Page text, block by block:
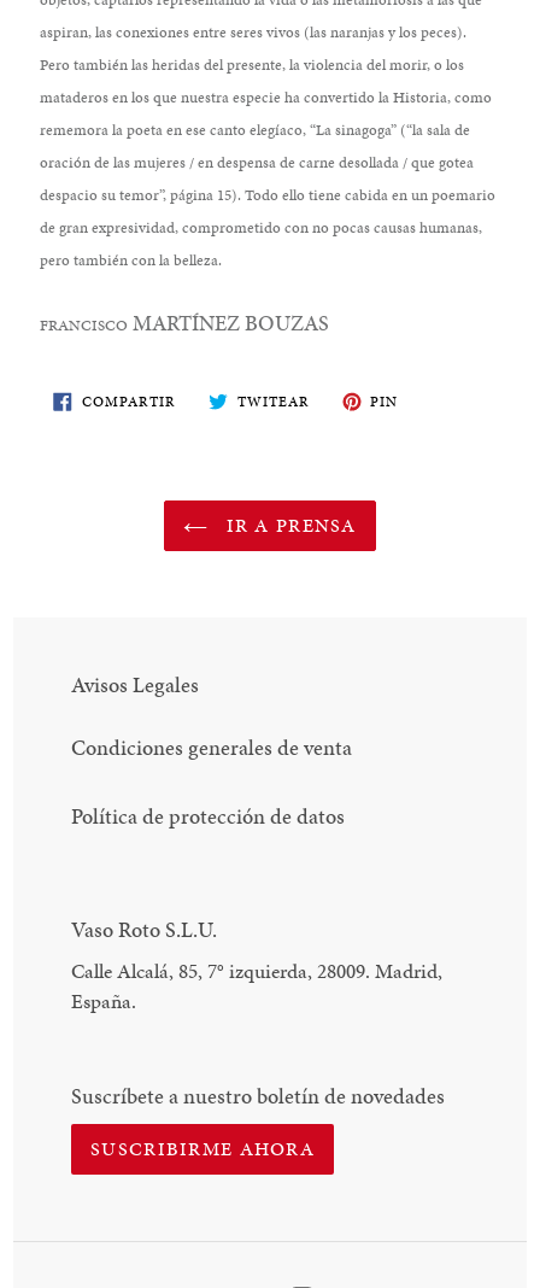
aspiran, las conexiones entre seres vivos (las naranjas y los peces).
Pero también las heridas del presente, la violencia del morir, o los
mataderos en los que nuestra especie ha convertido la Historia, como
rememora la poeta en ese canto elegíaco, “La sinagoga” (“la sala de
oración de las mujeres / en despensa de carne desollada / que gotea
despacio su temor”, página 15). Todo ello tiene cabida en un poemario
de gran expresividad, comprometido con no pocas causas humanas,
pero también con la belleza.
FRANCISCO MARTÍNEZ BOUZAS
COMPARTIR COMPARTE
EN
TWITEAR TWITEA
EN
PIN
IR A PRENSA
Avisos Legales
Condiciones generales de venta
Política de protección de datos
Vaso Roto S.L.U.
Calle Alcalá, 85, 7° izquierda, 28009. Madrid,
España.
Suscríbete a nuestro boletín de novedades
SUSCRIBIRME AHORA